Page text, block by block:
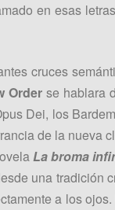
en esas
cruces
Order se hablara
Dei, los
de la nueva
La broma
una tradición
a los